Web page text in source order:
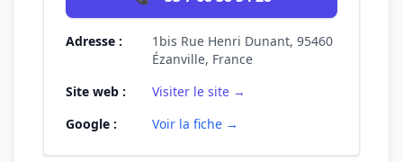
Adresse :
1bis Rue Henri Dunant, 95460
Ézanville, France
Site web :
Visiter le site →
Google :
Voir la fiche →